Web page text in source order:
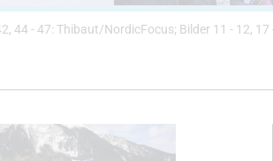
44 - 47: Thibaut/NordicFocus; Bilder 11 - 12, 17